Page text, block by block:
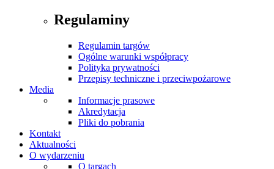
Regulaminy
Regulamin targów
Ogólne warunki współpracy
Polityka prywatności
Przepisy techniczne i przeciwpożarowe
Media
Informacje prasowe
Akredytacja
Pliki do pobrania
Kontakt
Aktualności
O wydarzeniu
O targach